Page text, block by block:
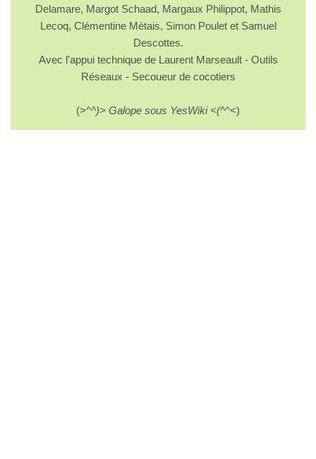
Delamare, Margot Schaad, Margaux Philippot, Mathis
Lecoq, Clémentine Métais, Simon Poulet et Samuel
Descottes.
Avec l'appui technique de Laurent Marseault - Outils
Réseaux - Secoueur de cocotiers
(>^^)> Galope sous YesWiki <(^^<)